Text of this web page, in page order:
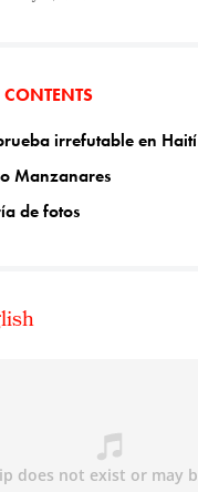
CONTENTS
irrefutable en Haití
Manzanares
de fotos